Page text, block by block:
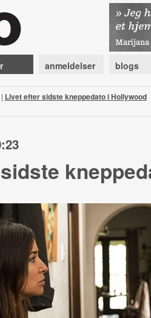
anmeldelser blogs
Livet efter sidste kneppedato i Hollywood